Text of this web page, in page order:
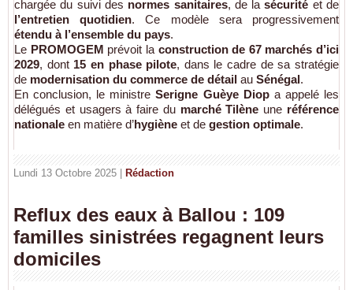
chargée du suivi des normes sanitaires, de lasécurité et de
l’entretien quotidien. Ce modèle sera progressivement
étendu à l’ensemble du pays.
Le PROMOGEM prévoit la construction de 67 marchés d’ici
2029, dont 15 en phase pilote, dans le cadre de sa stratégie
de modernisation du commerce de détail au Sénégal.
En conclusion, le ministreSerigne Guèye Diopa appelé les
délégués et usagers à faire du marché Tilène une référence
nationale en matière d’hygiène et de gestion optimale.
Lundi 13 Octobre 2025 | Rédaction
Reflux des eaux à Ballou : 109
familles sinistrées regagnent leurs
domiciles